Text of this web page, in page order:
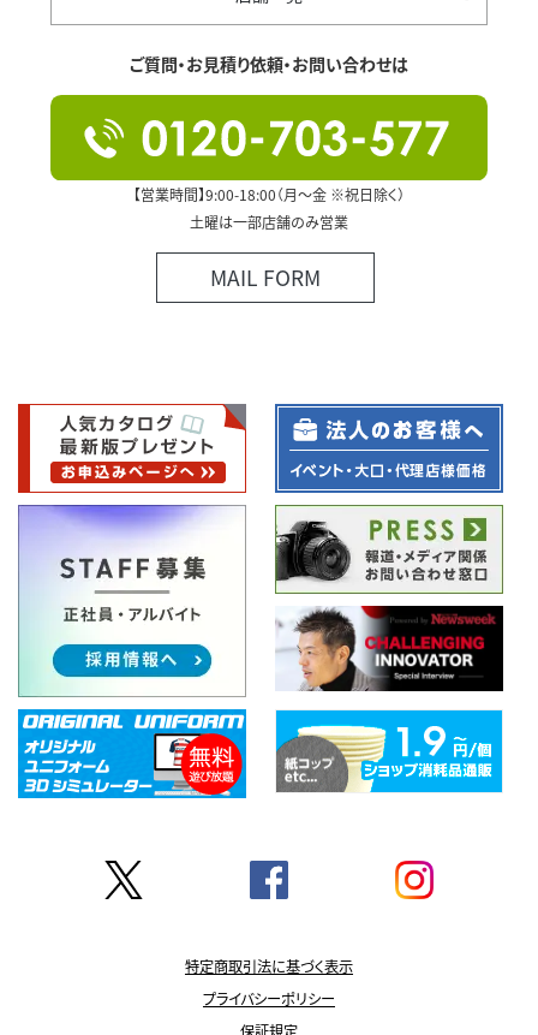
ご質問・お見積り依頼・お問い合わせは
【営業時間】9:00-18:00（月～金 ※祝日除く）
土曜は一部店舗のみ営業
MAIL FORM
特定商取引法に基づく表示
プライバシーポリシー